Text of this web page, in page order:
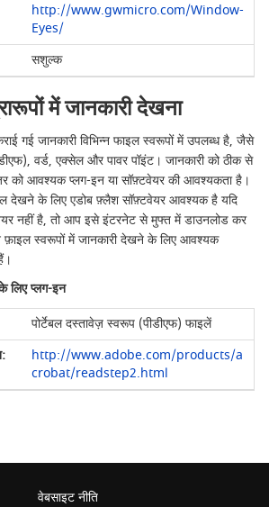
http://www.gwmicro.com/Window-
Eyes/
सशुल्क
में जानकारी देखना
गई जानकारी विभिन्न फाइल स्वरूपों में उपलब्ध है, जैसे
वर्ड, एक्सेल और पावर पॉइंट। जानकारी को ठीक से
को आवश्यक प्लग-इन या सॉफ़्टवेयर की आवश्यकता है।
देखने के लिए एडोब फ़्लैश सॉफ़्टवेयर आवश्यक है यदि
नहीं है, तो आप इसे इंटरनेट से मुफ्त में डाउनलोड कर
फ़ाइल स्वरूपों में जानकारी देखने के लिए आवश्यक
लिए प्लग-इन
पोर्टेबल दस्तावेज़ स्वरूप (पीडीएफ) फाइलें
http://www.adobe.com/products/a
crobat/readstep2.html
वेबसाइट नीति